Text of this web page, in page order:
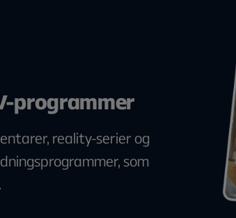
programmer
reality-serier og
som